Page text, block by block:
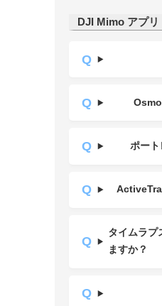
DJI Mimo アプリ
ポー
タイムラプ
ますか？